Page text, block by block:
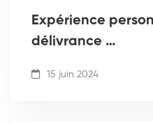
Expérience
délivrance …
15 juin 2024